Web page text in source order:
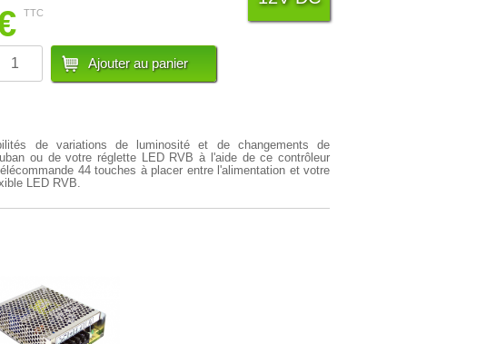
TTC
de variations de luminosité et de changements de
ou de votre réglette LED RVB à l'aide de ce contrôleur
44 touches à placer entre l'alimentation et votre
LED RVB.